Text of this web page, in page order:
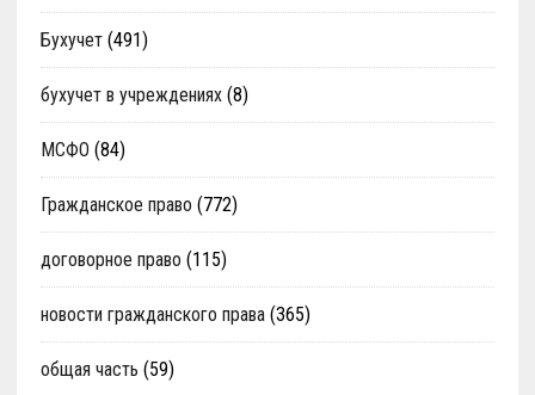
Бухучет(491)
бухучет в учреждениях(8)
МСФО (84)
Гражданское право (772)
договорное право (115)
новости гражданского права(365)
общая часть (59)